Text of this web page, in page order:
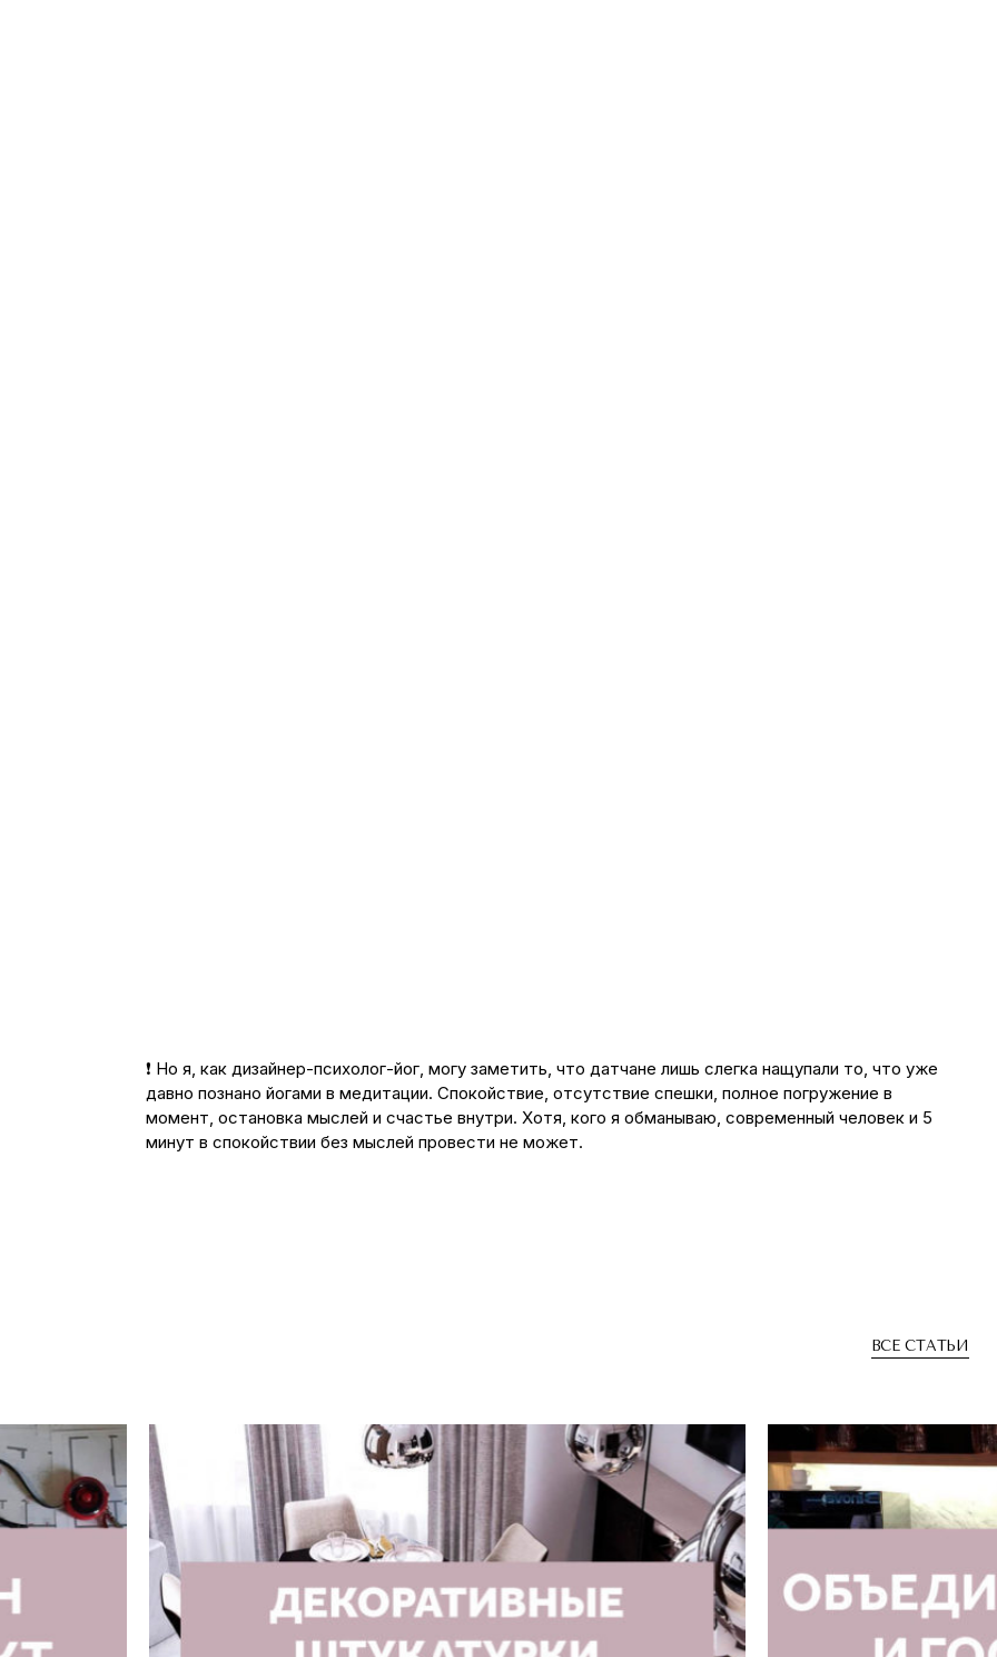
❗️ Но я, как дизайнер-психолог-йог, могу заметить, что датчане лишь слегка нащупали то, что уже
давно познано йогами в медитации. Спокойствие, отсутствие спешки, полное погружение в
момент, остановка мыслей и счастье внутри. Хотя, кого я обманываю, современный человек и 5
минут в спокойствии без мыслей провести не может.
ВСЕ СТАТЬИ